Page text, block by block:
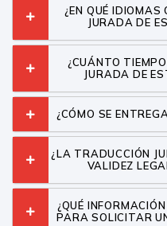
¿EN QUÉ IDIOMAS
JURADA DE
¿CUÁNTO
JURADA DE
¿CÓMO SE
¿LA TRADUCCIÓN
VALIDEZ
¿QUÉ
PARA SOLICITAR